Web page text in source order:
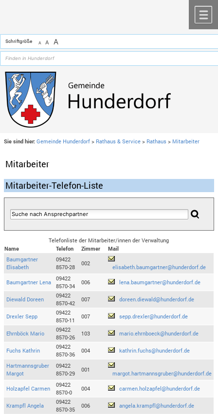
Schriftgröße A A A
Sie sind hier: Gemeinde Hunderdorf > Rathaus & Service > Rathaus > Mitarbeiter
Mitarbeiter
Mitarbeiter-Telefon-Liste
Telefonliste der Mitarbeiter/innen der Verwaltung
Name
Telefon Zimmer
Mail
Baumgartner
Elisabeth
09422
8570-28
002
elisabeth.baumgartner@hunderdorf.de
Baumgartner Lena
09422
8570-34
006 lena.baumgartner@hunderdorf.de
Diewald Doreen
09422
8570-42
007 doreen.diewald@hunderdorf.de
Drexler Sepp
09422
8570-11
007 sepp.drexler@hunderdorf.de
Ehrnböck Mario
09422
8570-26
103 mario.ehrnboeck@hunderdorf.de
Fuchs Kathrin
09422
8570-36
004 kathrin.fuchs@hunderdorf.de
Hartmannsgruber
Margot
09422
8570-29
001
margot.hartmannsgruber@hunderdorf.de
Holzapfel Carmen
09422
8570-0
004 carmen.holzapfel@hunderdorf.de
Krampfl Angela
09422
8570-35
006 angela.krampfl@hunderdorf.de